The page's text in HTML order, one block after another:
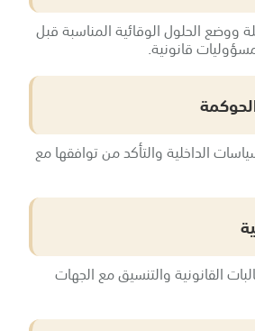
ووضع الحلول الوقائية المناسبة قبل
قانونية.
الداخلية والتأكد من توافقها مع
القانونية والتنسيق مع الجهات